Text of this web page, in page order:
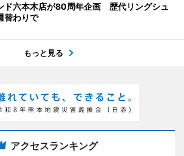
ド六本木店が80周年企画 歴代リングシュ
替わりで
もっと見る
アクセスランキング